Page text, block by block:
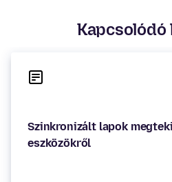
Kapcsolódó
Szinkronizált lapok